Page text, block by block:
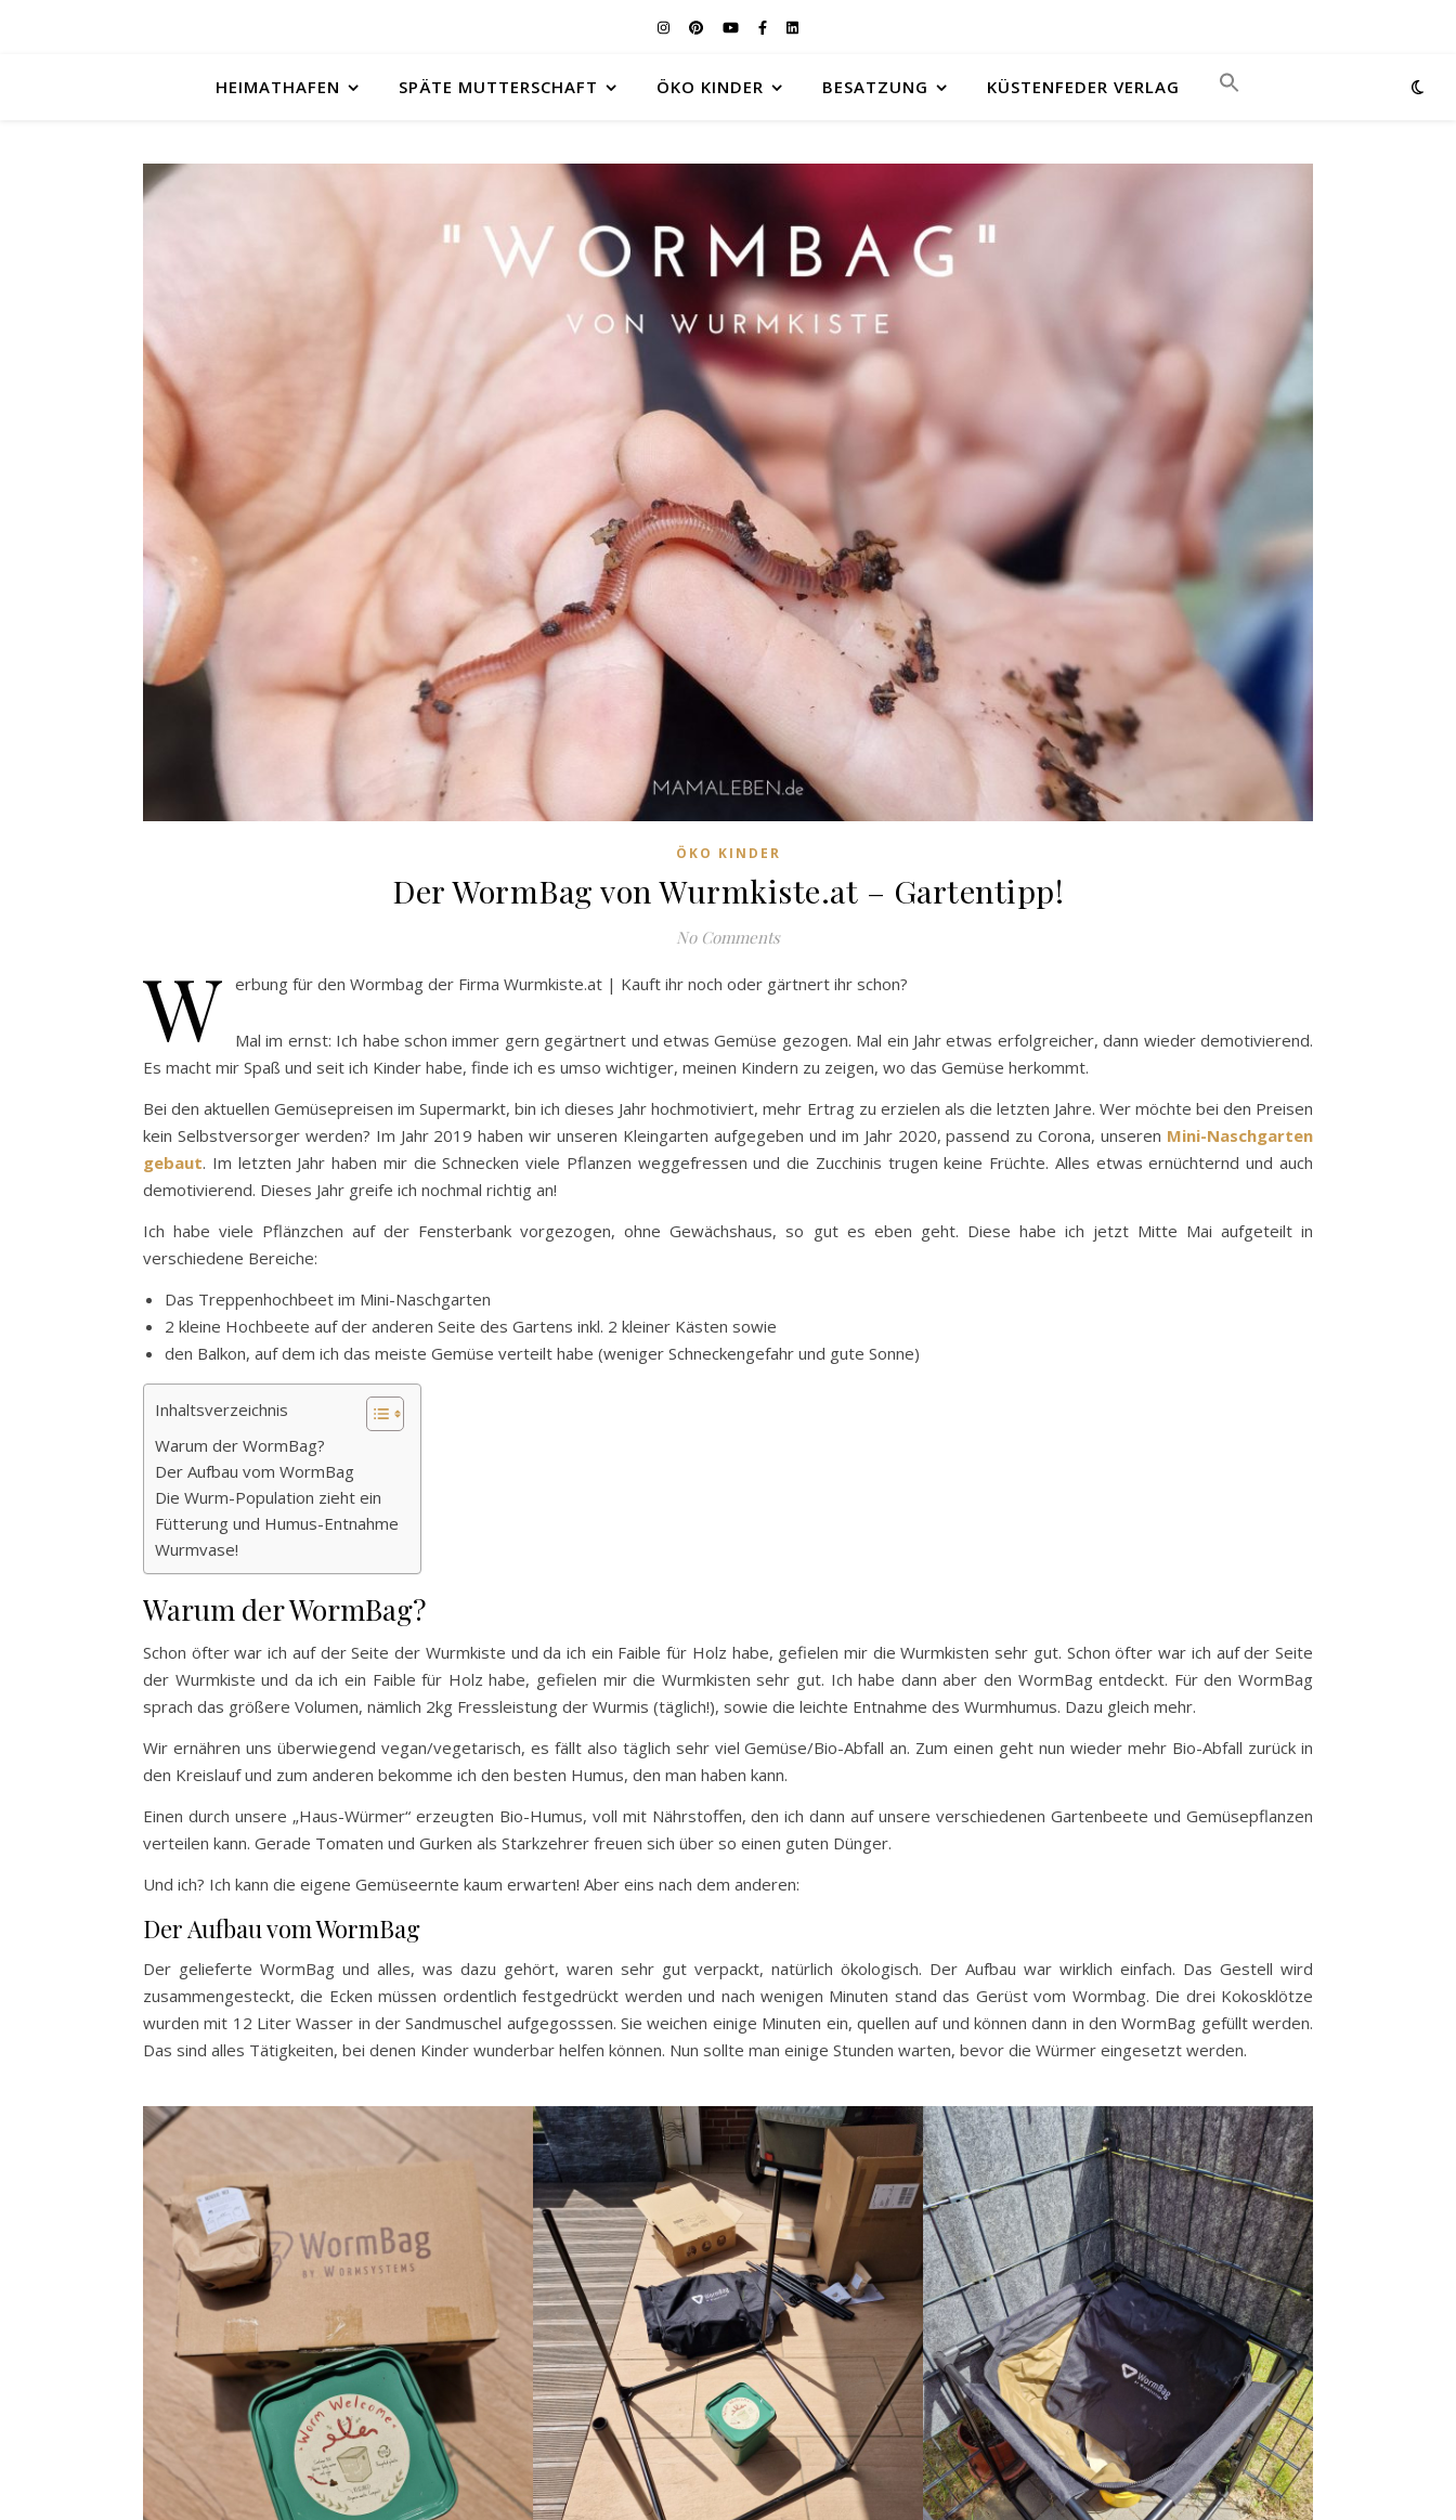
HEIMATHAFEN SPÄTE MUTTERSCHAFT ÖKO KINDER BESATZUNG KÜSTENFEDER VERLAG
ÖKO KINDER
Der WormBag von Wurmkiste.at – Gartentipp!
No Comments
W erbung für den Wormbag der Firma Wurmkiste.at | Kauft ihr noch oder gärtnert ihr schon?
Mal im ernst: Ich habe schon immer gern gegärtnert und etwas Gemüse gezogen. Mal ein Jahr etwas erfolgreicher, dann wieder demotivierend.
Es macht mir Spaß und seit ich Kinder habe, finde ich es umso wichtiger, meinen Kindern zu zeigen, wo das Gemüse herkommt.
Bei den aktuellen Gemüsepreisen im Supermarkt, bin ich dieses Jahr hochmotiviert, mehr Ertrag zu erzielen als die letzten Jahre. Wer möchte bei den Preisen
kein Selbstversorger werden? Im Jahr 2019 haben wir unseren Kleingarten aufgegeben und im Jahr 2020, passend zu Corona, unseren Mini-Naschgarten
gebaut. Im letzten Jahr haben mir die Schnecken viele Pflanzen weggefressen und die Zucchinis trugen keine Früchte. Alles etwas ernüchternd und auch
demotivierend. Dieses Jahr greife ich nochmal richtig an!
Ich habe viele Pflänzchen auf der Fensterbank vorgezogen, ohne Gewächshaus, so gut es eben geht. Diese habe ich jetzt Mitte Mai aufgeteilt in
verschiedene Bereiche:
Das Treppenhochbeet im Mini-Naschgarten
2 kleine Hochbeete auf der anderen Seite des Gartens inkl. 2 kleiner Kästen sowie
den Balkon, auf dem ich das meiste Gemüse verteilt habe (weniger Schneckengefahr und gute Sonne)
Inhaltsverzeichnis
Warum der WormBag?
Der Aufbau vom WormBag
Die Wurm-Population zieht ein
Fütterung und Humus-Entnahme
Wurmvase!
Warum der WormBag?
Schon öfter war ich auf der Seite der Wurmkiste und da ich ein Faible für Holz habe, gefielen mir die Wurmkisten sehr gut. Schon öfter war ich auf der Seite
der Wurmkiste und da ich ein Faible für Holz habe, gefielen mir die Wurmkisten sehr gut. Ich habe dann aber den WormBag entdeckt. Für den WormBag
sprach das größere Volumen, nämlich 2kg Fressleistung der Wurmis (täglich!), sowie die leichte Entnahme des Wurmhumus. Dazu gleich mehr.
Wir ernähren uns überwiegend vegan/vegetarisch, es fällt also täglich sehr viel Gemüse/Bio-Abfall an. Zum einen geht nun wieder mehr Bio-Abfall zurück in
den Kreislauf und zum anderen bekomme ich den besten Humus, den man haben kann.
Einen durch unsere „Haus-Würmer“ erzeugten Bio-Humus, voll mit Nährstoffen, den ich dann auf unsere verschiedenen Gartenbeete und Gemüsepflanzen
verteilen kann. Gerade Tomaten und Gurken als Starkzehrer freuen sich über so einen guten Dünger.
Und ich? Ich kann die eigene Gemüseernte kaum erwarten! Aber eins nach dem anderen:
Der Aufbau vom WormBag
Der gelieferte WormBag und alles, was dazu gehört, waren sehr gut verpackt, natürlich ökologisch. Der Aufbau war wirklich einfach. Das Gestell wird
zusammengesteckt, die Ecken müssen ordentlich festgedrückt werden und nach wenigen Minuten stand das Gerüst vom Wormbag. Die drei Kokosklötze
wurden mit 12 Liter Wasser in der Sandmuschel aufgegosssen. Sie weichen einige Minuten ein, quellen auf und können dann in den WormBag gefüllt werden.
Das sind alles Tätigkeiten, bei denen Kinder wunderbar helfen können. Nun sollte man einige Stunden warten, bevor die Würmer eingesetzt werden.